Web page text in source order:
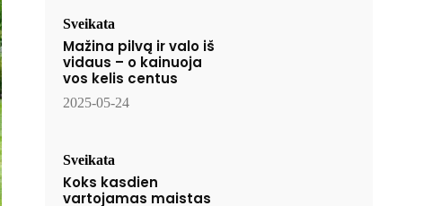
Sveikata
Mažina pilvą ir valo iš
vidaus – o kainuoja
vos kelis centus
2025-05-24
Sveikata
Koks kasdien
vartojamas maistas